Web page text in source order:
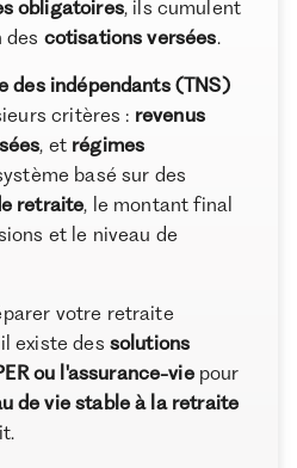
digitale à la banque privée.
nous combinons
technologie et sélection
produits du marché, dans
à long terme.
obligatoires, ils cumulent
des cotisations versées.
des indépendants (TNS)
critères : revenus
, et régimes
basé sur des
retraite, le montant final
et le niveau de
votre retraite
existe des solutions
ou l'assurance-viepour
de vie stable à la retraite